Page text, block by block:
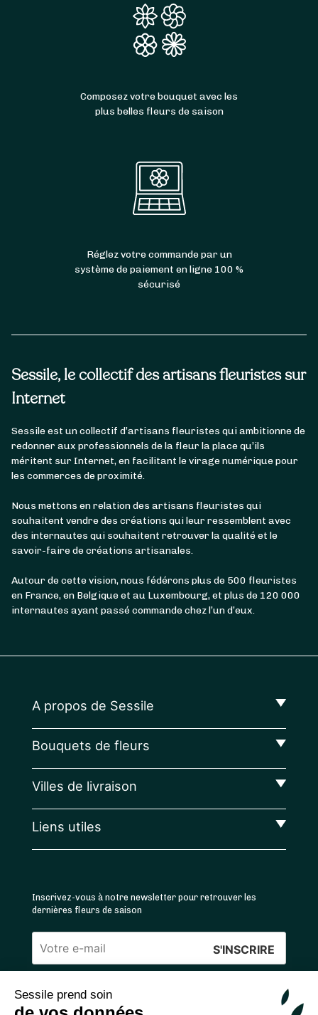
Sessile prend soin
Sessile, le collectif des artisans fleuristes sur
Internet
Sessile est un collectif d’artisans fleuristes qui ambitionne de
redonner aux professionnels de la fleur la place qu’ils
méritent sur Internet, en facilitant le virage numérique pour
les commerces de proximité.
Nous mettons en relation des artisans fleuristes qui
souhaitent vendre des créations qui leur ressemblent avec
des internautes qui souhaitent retrouver la qualité et le
savoir-faire de créations artisanales.
Autour de cette vision, nous fédérons plus de 500 fleuristes
en France, en Belgique et au Luxembourg, et plus de 120 000
internautes ayant passé commande chez l’un d’eux.
Composez votre bouquet avec les
plus belles fleurs de saison
Réglez votre commande par un
système de paiement en ligne 100 %
sécurisé
A propos de Sessile
Bouquets de fleurs
Villes de livraison
Liens utiles
Inscrivez-vous à notre newsletter pour retrouver les
dernières fleurs de saison
Veuillez
ce
champ
4.4 /5 ⭐ | 120 000+ bouquets livrés |